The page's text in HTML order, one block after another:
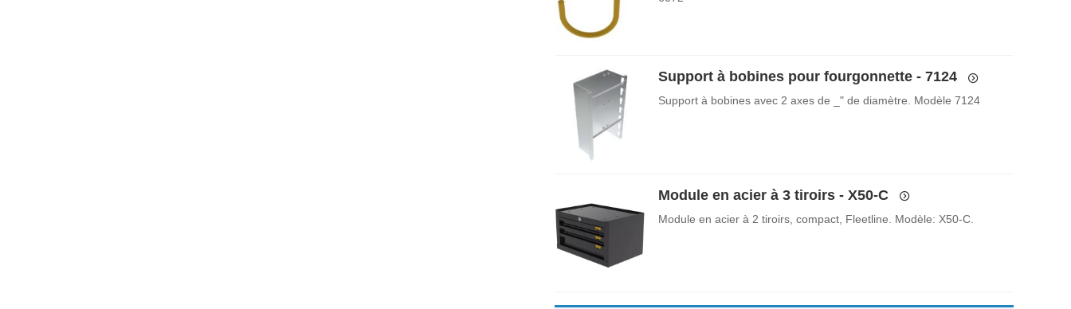
Support à bobines pour fourgonnette - 7124
Support à bobines avec 2 axes de _" de diamètre. Modèle 7124
Module en acier à 3 tiroirs - X50-C
Module en acier à 2 tiroirs, compact, Fleetline. Modèle: X50-C.